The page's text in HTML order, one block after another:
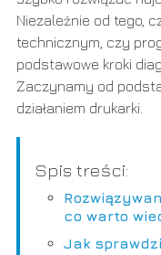
Niezależnie od tego,
technicznym, czy
podstawowe kroki
Zaczynamy od
działaniem drukarki.
Spis treści:
co warto
Jak